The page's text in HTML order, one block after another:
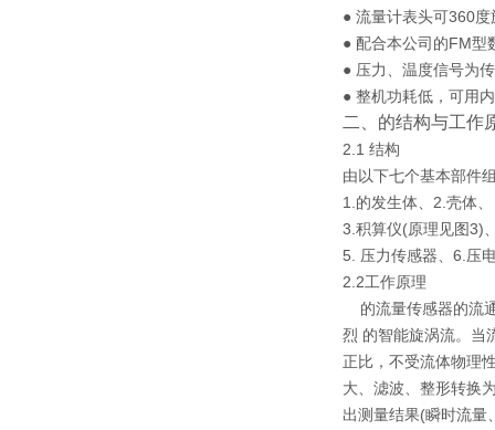
● 流量计表头可360
● 配合本公司的FM型
● 压力、温度信号为
● 整机功耗低，可用
二、的结构与工作
2.1 结构
由以下七个基本部件
1.的发生体、2.壳体、
3.积算仪(原理见图3)
5. 压力传感器、6.压
2.2工作原理
的流量传感器的流
烈 的智能旋涡流。当
正比，不受流体物理
大、滤波、整形转换
出测量结果(瞬时流